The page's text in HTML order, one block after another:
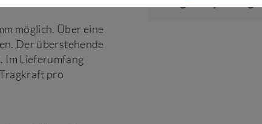
möglich. Über eine
Der überstehende
Im Lieferumfang
pro